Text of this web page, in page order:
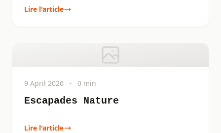
Lire l'article
9 April 2026 0 min
Escapades Nature
Lire l'article